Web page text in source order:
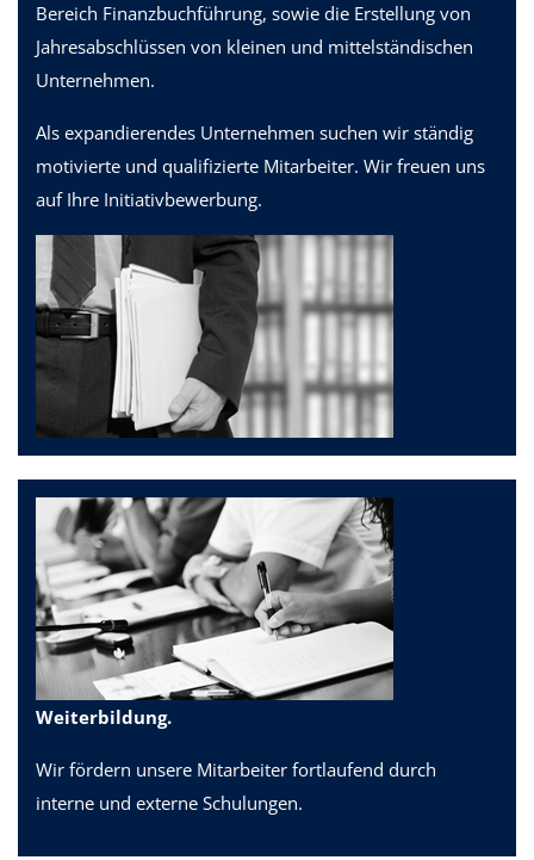
Bereich Finanzbuchführung, sowie die Erstellung von
Jahresabschlüssen von kleinen und mittelständischen
Unternehmen.
Als expandierendes Unternehmen suchen wir ständig
motivierte und qualifizierte Mitarbeiter. Wir freuen uns
auf Ihre Initiativbewerbung.
Weiterbildung.
Wir fördern unsere Mitarbeiter fortlaufend durch
interne und externe Schulungen.